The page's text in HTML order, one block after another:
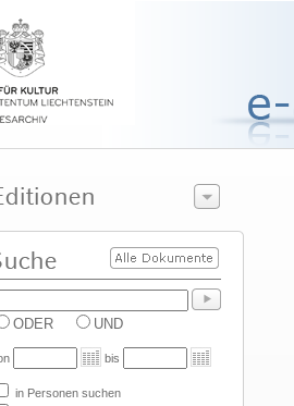
ODER UND
bis
in Personen suchen